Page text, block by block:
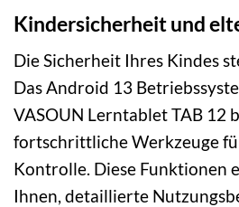
Kindersicherheit und
Die Sicherheit Ihres Kindes
Das Android 13
VASOUN Lerntablet TAB 12
fortschrittliche Werkzeuge
Kontrolle. Diese Funktionen
Ihnen, detaillierte